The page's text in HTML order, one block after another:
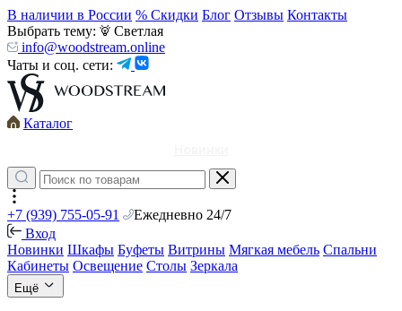
В наличии в России % Скидки Блог Отзывы Контакты
Выбрать тему:
Светлая
info@woodstream.online
Чаты и соц. сети:
Каталог
+7 (939) 755-05-91
Ежедневно 24/7
Вход
Новинки Шкафы Буфеты Витрины Мягкая мебель Спальни
Кабинеты Освещение Столы Зеркала
Ещё